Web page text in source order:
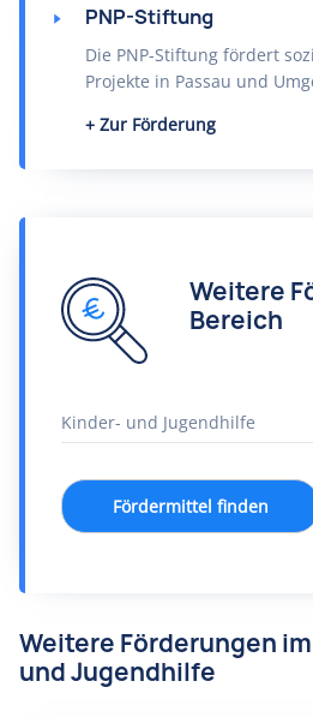
PNP-Stiftung
Die PNP-Stiftung fördert
Projekte in Passau und
Zur Förderung
Weitere
Bereich
Fördermittel finden
Weitere Förderungen
und Jugendhilfe